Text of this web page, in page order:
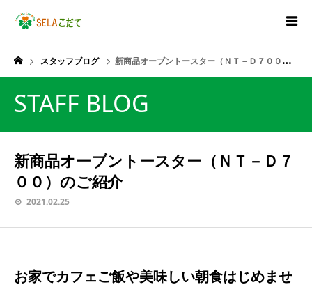
スタッフブログ 新商品オーブントースター（ＮＴ－Ｄ７００）のご紹介
STAFF BLOG
新商品オーブントースター（ＮＴ－Ｄ７
００）のご紹介
2021.02.25
お家でカフェご飯や美味しい朝食はじめませ